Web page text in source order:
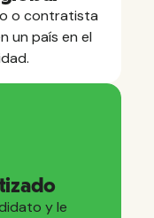
o contratista
un país en el
y le